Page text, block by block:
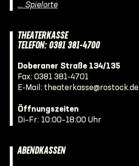
… Spielorte
THEATERKASSE
TELEFON: 0381 381-4700
Doberaner Straße 134/135
Fax: 0381 381-4701
E-Mail: theaterkasse@rostock.de
Öffnungszeiten
Di–Fr: 10:00–18:00 Uhr
ABENDKASSEN